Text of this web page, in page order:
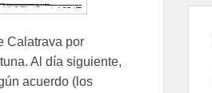
Calatrava por
Al día siguiente,
acuerdo (los